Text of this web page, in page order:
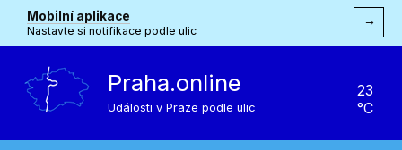
Mobilní aplikace
Nastavte si notifikace podle ulic
→
Praha.online
Události v Praze podle ulic
23
°C